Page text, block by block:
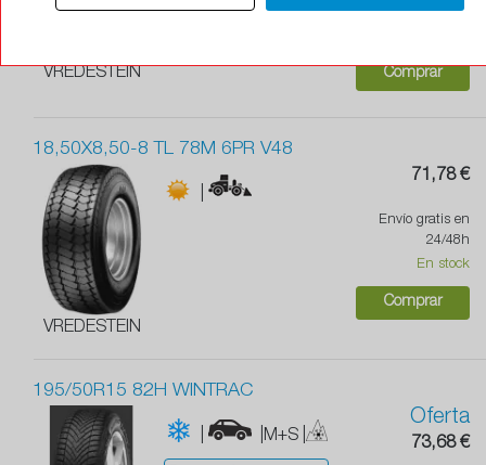
VREDESTEIN
24/48h
Comprar
18,50X8,50-8 TL 78M 6PR V48
VREDESTEIN
|
71,78 €
Envío gratis en
24/48h
En stock
Comprar
195/50R15 82H WINTRAC
| |M+S |
Oferta
73,68 €